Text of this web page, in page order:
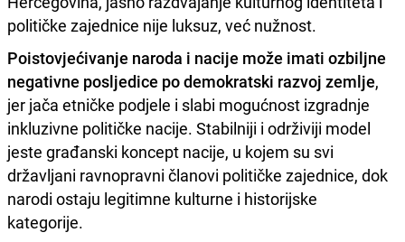
političke zajednice nije luksuz, već nužnost.
Poistovjećivanje naroda i nacije može imati ozbiljne
negativne posljedice po demokratski razvoj zemlje,
jer jača etničke podjele i slabi mogućnost izgradnje
inkluzivne političke nacije. Stabilniji i održiviji model
jeste građanski koncept nacije, u kojem su svi
državljani ravnopravni članovi političke zajednice, dok
narodi ostaju legitimne kulturne i historijske
kategorije.